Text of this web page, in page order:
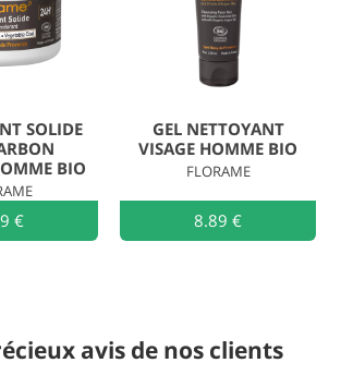
SOLIDE
BIO
€ Ajouter au
GEL NETTOYANT
VISAGE HOMME BIO
FLORAME
8.89 €
avis de nos clients